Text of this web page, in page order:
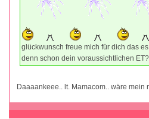
glückwunsch freue mich für dich das
denn schon dein voraussichtlichen ET?
Daaaankeee.. lt. Mamacom.. wäre mein